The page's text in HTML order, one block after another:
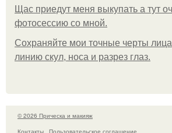
Щас приедут меня выкупать а тут
фотосессию со мной.
Сохраняйте мои точные черты
линию скул, носа и разрез глаз.
© 2026 Прическа и макияж
Контакты
Пользовательское соглашение